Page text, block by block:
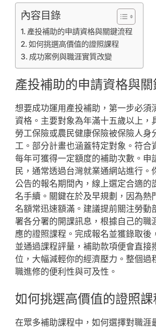
內容目錄
產投補助的申請資格與關鍵流程
如何挑選高價值的證照課程
成功案例與職涯實質改變
產投補助的申請資格與關
想要成功運用產投補助，第一步必須
資格。主要對象為年滿十五歲以上，
勞工保險或農民健康保險被保險人身
工。部分計畫也涵蓋特定對象。符合
每年可獲得一定額度的補助次數。申
民，通常透過台灣就業通網站進行。
公告的報名期間內，線上選定合適的
名手續。關鍵在於及早規劃，因為熱
名額常迅速額滿。建議提前關注勞動
署各分署的開課訊息，根據自己的職
應的證照課程。完成報名並獲錄取後
並通過課程評量，補助款項便會直接
位，大幅減輕你的經濟壓力。整個過
職進修的便利性與可及性。
如何挑選高價值的證照課
在眾多補助課程中，如何選擇對職涯